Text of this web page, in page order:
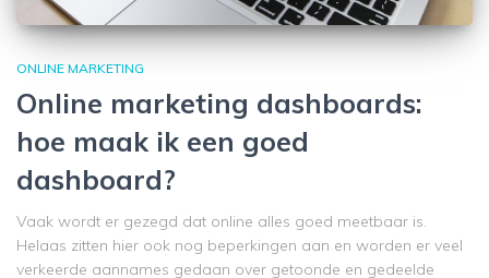
ONLINE MARKETING
Online marketing dashboards:
hoe maak ik een goed
dashboard?
Vaak wordt er gezegd dat online alles goed meetbaar is.
Helaas zitten hier ook nog beperkingen aan en worden er veel
verkeerde aannames gedaan over getoonde en gedeelde